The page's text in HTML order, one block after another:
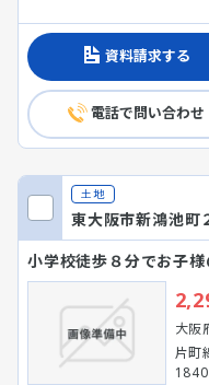
資料請求する
電話で問い合わせ
土地
東大阪市新鴻池町
小学校徒歩８分でお子
大阪
片町